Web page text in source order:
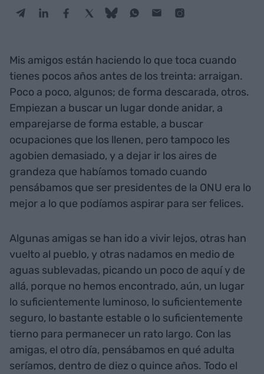
Mis amigos están haciendo lo que toca cuando
tienes pocos años antes de los treinta: arraigan.
Poco a poco, algunos; de forma descarada, otros.
Empiezan a buscar un lugar donde anidar, a
emparejarse de forma estable, a buscar
ocupaciones que los llenen, pero tampoco les
agobien demasiado, y a dejar ir los aires de
grandeza que habíamos tomado cuando
pensábamos que ser presidentes de la ONU era lo
mejor a lo que podíamos aspirar para ser felices.
Algunas amigas se han ido a vivir lejos, otras han
vuelto al pueblo, y otras nadamos en medio de
aguas sublevadas, picando un poco de aquí y de
allá, porque no hemos encontrado, aún, un lugar
lo suficientemente luminoso, lo suficientemente
seguro, lo bastante estable o lo suficientemente
tierno para permanecer un rato largo. Con las
amigas, el otro día, pensábamos en qué adulta
seríamos, dentro de diez o quince años. Todo el